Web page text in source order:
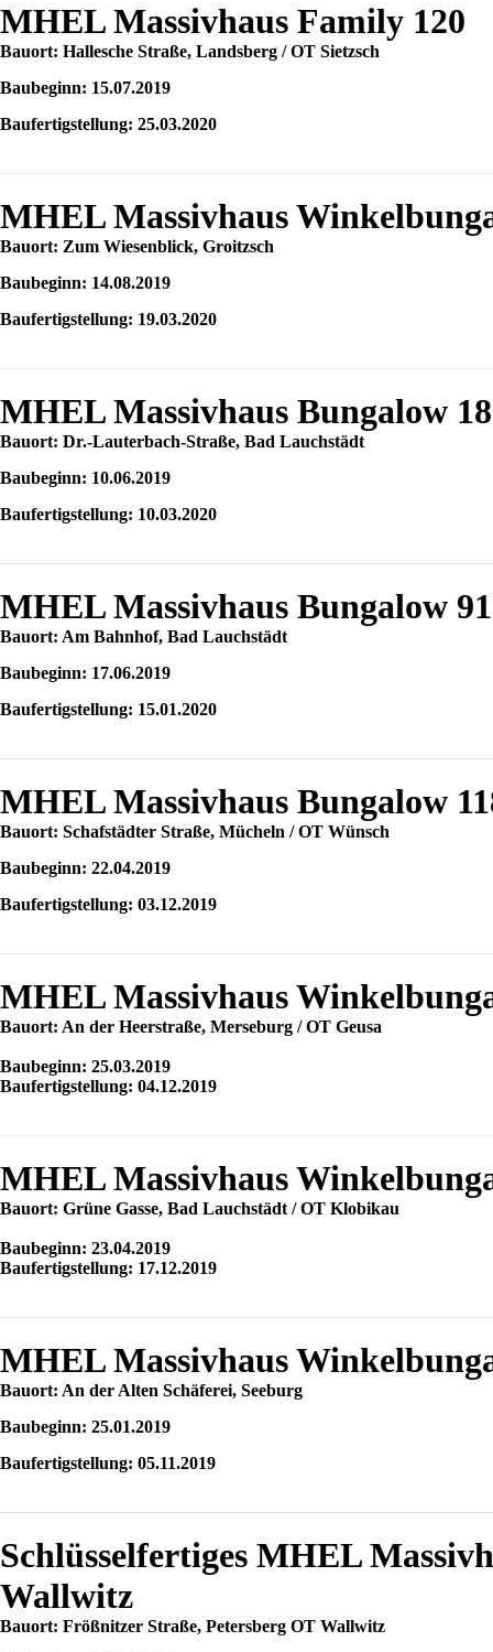
MHEL Massivhaus Family 120
Bauort: Hallesche Straße, Landsberg / OT Sietzsch
Baubeginn: 15.07.2019
Baufertigstellung: 25.03.2020
MHEL Massivhaus
Bauort: Zum Wiesenblick, Groitzsch
Baubeginn: 14.08.2019
Baufertigstellung: 19.03.2020
MHEL Massivhaus Bungalow
Bauort: Dr.-Lauterbach-Straße, Bad Lauchstädt
Baubeginn: 10.06.2019
Baufertigstellung: 10.03.2020
MHEL Massivhaus Bungalow 91
Bauort: Am Bahnhof, Bad Lauchstädt
Baubeginn: 17.06.2019
Baufertigstellung: 15.01.2020
MHEL Massivhaus Bungalow
Bauort: Schafstädter Straße, Mücheln / OT Wünsch
Baubeginn: 22.04.2019
Baufertigstellung: 03.12.2019
MHEL Massivhaus
Bauort: An der Heerstraße, Merseburg / OT Geusa
Baubeginn: 25.03.2019
Baufertigstellung: 04.12.2019
MHEL Massivhaus
Bauort: Grüne Gasse, Bad Lauchstädt / OT Klobikau
Baubeginn: 23.04.2019
Baufertigstellung: 17.12.2019
MHEL Massivhaus
Bauort: An der Alten Schäferei, Seeburg
Baubeginn: 25.01.2019
Baufertigstellung: 05.11.2019
Schlüsselfertiges MHEL
Wallwitz
Bauort: Frößnitzer Straße, Petersberg OT Wallwitz